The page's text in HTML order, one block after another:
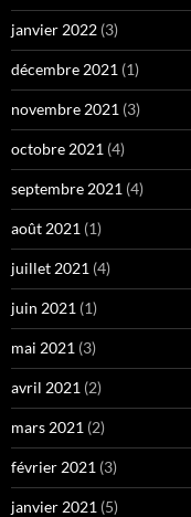
janvier 2022 (3)
décembre 2021 (1)
novembre 2021 (3)
octobre 2021 (4)
septembre 2021 (4)
août 2021 (1)
juillet 2021 (4)
juin 2021 (1)
mai 2021 (3)
avril 2021 (2)
mars 2021 (2)
février 2021 (3)
janvier 2021 (5)